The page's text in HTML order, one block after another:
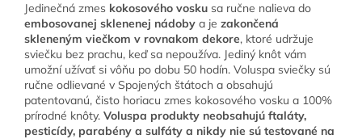
Jedinečná zmes kokosového vosku sa ručne nalieva do
embosovanej sklenenej nádoby a je zakončená
skleneným viečkom v rovnakom dekore, ktoré udržuje
sviečku bez prachu, keď sa nepoužíva. Jediný knôt vám
umožní užívať si vôňu po dobu 50 hodín. Voluspa sviečky sú
ručne odlievané v Spojených štátoch a obsahujú
patentovanú, čisto horiacu zmes kokosového vosku a 100%
prírodné knôty. Voluspa produkty neobsahujú ftaláty,
pesticídy, parabény a sulfáty a nikdy nie sú testované na